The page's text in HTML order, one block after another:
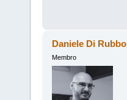
Daniele Di Rubbo
Membro